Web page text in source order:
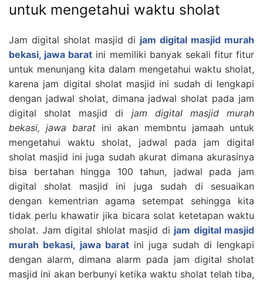
untuk mengetahui waktu sholat
Jam digital sholat masjid di jam digital masjid murah
bekasi, jawa barat ini memiliki banyak sekali fitur fitur
untuk menunjang kita dalam mengetahui waktu sholat,
karena jam digital sholat masjid ini sudah di lengkapi
dengan jadwal sholat, dimana jadwal sholat pada jam
digital sholat masjid di jam digital masjid murah
bekasi, jawa barat ini akan membntu jamaah untuk
mengetahui waktu sholat, jadwal pada jam digital
sholat masjid ini juga sudah akurat dimana akurasinya
bisa bertahan hingga 100 tahun, jadwal pada jam
digital sholat masjid ini juga sudah di sesuaikan
dengan kementrian agama setempat sehingga kita
tidak perlu khawatir jika bicara solat ketetapan waktu
sholat. Jam digital shlolat masjid di jam digital masjid
murah bekasi, jawa barat ini juga sudah di lengkapi
dengan alarm, dimana alarm pada jam digital sholat
masjid ini akan berbunyi ketika waktu sholat telah tiba,